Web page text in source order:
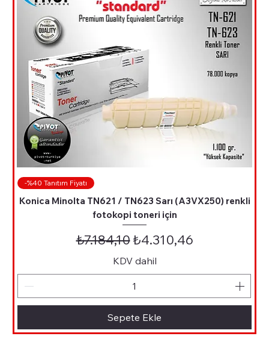
-%40 Tanıtım Fiyatı
Konica Minolta TN621 / TN623 Sarı (A3VX250) renkli
fotokopi toneri için
Normal Fiyat
₺7.184,10İndirimli Fiyat
₺4.310,46
KDV dahil
Sepete Ekle